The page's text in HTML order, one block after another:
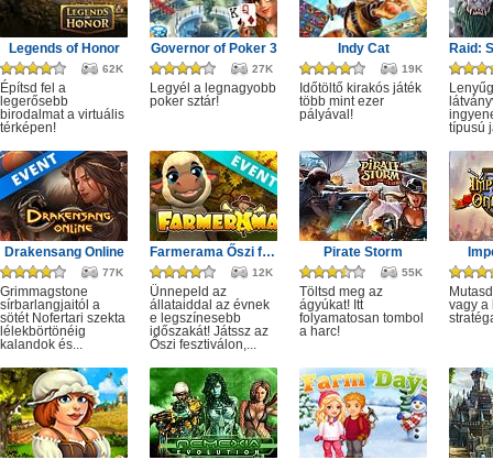
Legends of Honor
62K
Építsd fel a
legerősebb
birodalmat a virtuális
térképen!
Governor of Poker 3
27K
Legyél a legnagyobb
poker sztár!
Indy Cat
19K
Időtöltő kirakós játék
több mint ezer
pályával!
típusú
Drakensang Online
77K
Grimmagstone
sírbarlangjaitól a
sötét Nofertari szekta
lélekbörtönéig
kalandok és...
Farmerama Őszi fesztivál
12K
Ünnepeld az
állataiddal az évnek
e legszínesebb
időszakát! Játssz az
Őszi fesztiválon,...
Pirate Storm
55K
Töltsd meg az
ágyúkat! Itt
folyamatosan tombol
a harc!
vagy a